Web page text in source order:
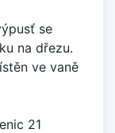
se
na dřezu.
ve vaně
21